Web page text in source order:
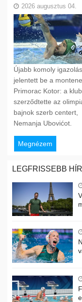
2026 augusztus 04.
Újabb komoly
jelentett be a
Primorac Kotor: a klub
szerződtette az
bajnok szerb centert,
Nemanja Ubovićot.
Megnézem
LEGFRISSEBB